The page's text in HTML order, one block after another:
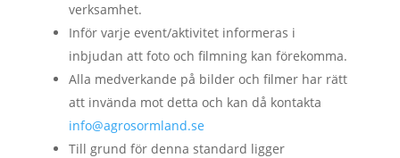
verksamhet.
Inför varje event/aktivitet informeras i
inbjudan att foto och filmning kan förekomma.
Alla medverkande på bilder och filmer har rätt
att invända mot detta och kan då kontakta
info@agrosormland.se
Till grund för denna standard ligger